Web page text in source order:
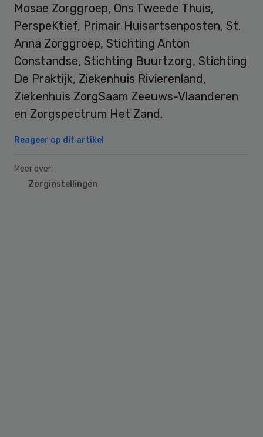
Mosae Zorggroep, Ons Tweede Thuis,
PerspeKtief, Primair Huisartsenposten, St.
Anna Zorggroep, Stichting Anton
Constandse, Stichting Buurtzorg, Stichting
De Praktijk, Ziekenhuis Rivierenland,
Ziekenhuis ZorgSaam Zeeuws-Vlaanderen
en Zorgspectrum Het Zand.
Reageer op dit artikel
Meer over:
Zorginstellingen